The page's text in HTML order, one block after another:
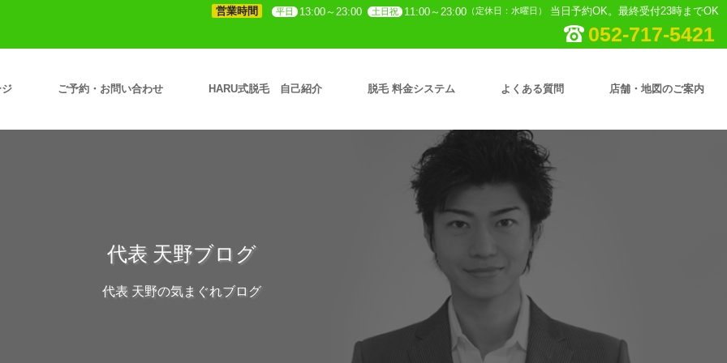
営業時間 平日 13:00～23:00 土日祝 11:00～23:00 （定休日：水曜日） 当日予約OK。最終受付23時までOK
052-717-5421
ご予約・お問い合わせ HARU式脱毛 自己紹介 脱毛 料金システム よくある質問 店舗・地図のご案内
代表 天野ブログ
代表 天野の気まぐれブログ